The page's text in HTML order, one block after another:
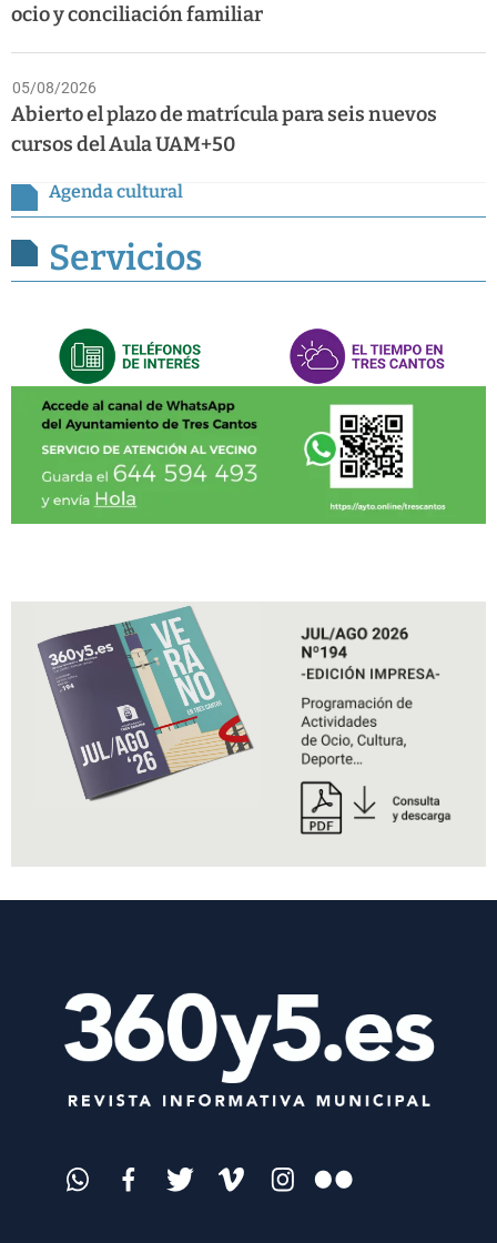
ocio y conciliación familiar
05/08/2026
Abierto el plazo de matrícula para seis nuevos
cursos del Aula UAM+50
Agenda cultural
Servicios